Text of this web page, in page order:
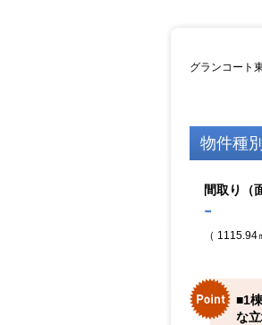
グランコート
物件種
間取り（
-
（ 1115.94
■1
な